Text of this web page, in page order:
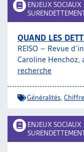
ENJEUX SOCIAUX
QUAND LES
REISO – Revue
Caroline Henchoz,
recherche
Généralités
ENJEUX SOCIAUX